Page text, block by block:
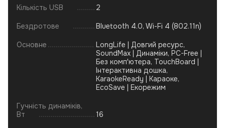
Кількість USB 2
Бездротове Bluetooth 4.0, Wi-Fi 4 (802.11n)
Основне
LongLife | Довгий ресурс,
SoundMax | Динаміки, PC-Free |
Без комп'ютера, TouchBoard |
Інтерактивна дошка,
KaraokeReady | Караоке,
EcoSave | Екорежим
Гучність динаміків,
Вт
16